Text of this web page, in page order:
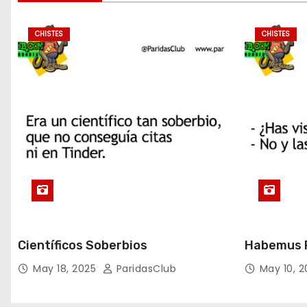
CHISTES
Científicos Soberbios
May 18, 2025 ParidasClub
CHISTES
Habemus
May 10,